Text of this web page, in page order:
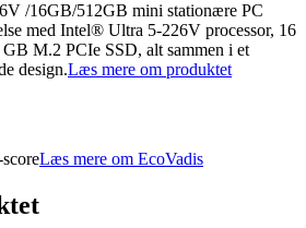
/16GB/512GB mini stationære PC
med Intel® Ultra 5-226V processor, 16
M.2 PCIe SSD, alt sammen i et
design.Læs mere om produktet
Læs mere om EcoVadis